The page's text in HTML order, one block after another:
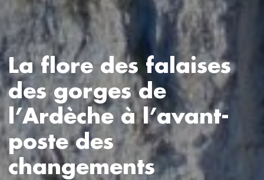
La flore des falaises
des gorges de
l’Ardèche à l’avant-
poste des
changements